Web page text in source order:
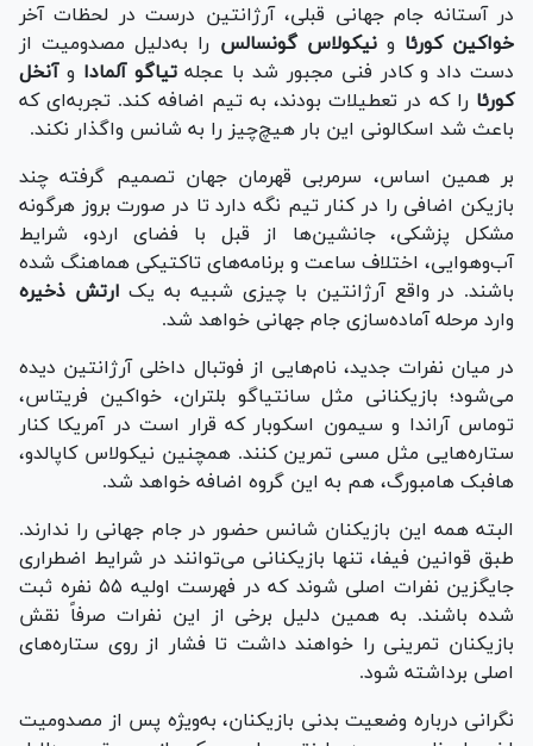
در آستانه جام جهانی قبلی، آرژانتین درست در لحظات آخر
خواکین کورئا ونیکولاس گونسالس را به‌دلیل مصدومیت از
دست داد و کادر فنی مجبور شد با عجلهتیاگو آلمادا وآنخل
کورئا را که در تعطیلات بودند، به تیم اضافه کند. تجربه‌ای که
باعث شد اسکالونی این بار هیچ‌چیز را به شانس واگذار نکند.
بر همین اساس، سرمربی قهرمان جهان تصمیم گرفته چند
بازیکن اضافی را در کنار تیم نگه دارد تا در صورت بروز هرگونه
مشکل پزشکی، جانشین‌ها از قبل با فضای اردو، شرایط
آب‌وهوایی، اختلاف ساعت و برنامه‌های تاکتیکی هماهنگ شده
باشند. در واقع آرژانتین با چیزی شبیه به یک ارتش ذخیره
وارد مرحله آماده‌سازی جام جهانی خواهد شد.
در میان نفرات جدید، نام‌هایی از فوتبال داخلی آرژانتین دیده
می‌شود؛ بازیکنانی مثل سانتیاگو بلتران، خواکین فریتاس،
توماس آراندا و سیمون اسکوبار که قرار است در آمریکا کنار
ستاره‌هایی مثل مسی تمرین کنند. همچنین نیکولاس کاپالدو،
هافبک هامبورگ، هم به این گروه اضافه خواهد شد.
البته همه این بازیکنان شانس حضور در جام جهانی را ندارند.
طبق قوانین فیفا، تنها بازیکنانی می‌توانند در شرایط اضطراری
جایگزین نفرات اصلی شوند که در فهرست اولیه ۵۵ نفره ثبت
شده باشند. به همین دلیل برخی از این نفرات صرفاً نقش
بازیکنان تمرینی را خواهند داشت تا فشار از روی ستاره‌های
اصلی برداشته شود.
نگرانی درباره وضعیت بدنی بازیکنان، به‌ویژه پس از مصدومیت